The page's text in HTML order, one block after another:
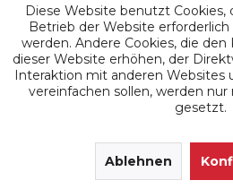
699,00 €
Merken
Diese Website benutzt Cookies,
Betrieb der Website
werden. Andere Cookies, die
dieser Website erhöhen, der
Interaktion mit anderen Websites
vereinfachen sollen, werden
gesetzt.
Ablehnen
SEHR GUT (4.9 / 5)
Bewertungen bei:
Informationen zur Echtheit der